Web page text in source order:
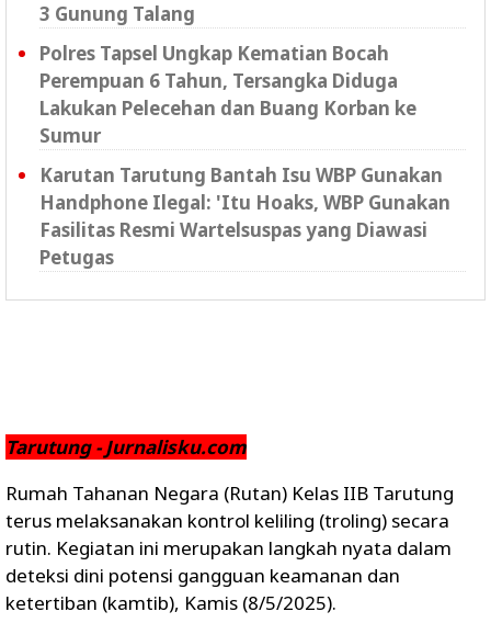
3 Gunung Talang
Polres Tapsel Ungkap Kematian Bocah
Perempuan 6 Tahun, Tersangka Diduga
Lakukan Pelecehan dan Buang Korban ke
Sumur
Karutan Tarutung Bantah Isu WBP Gunakan
Handphone Ilegal: 'Itu Hoaks, WBP Gunakan
Fasilitas Resmi Wartelsuspas yang Diawasi
Petugas
Tarutung - Jurnalisku.com
Rumah Tahanan Negara (Rutan) Kelas IIB Tarutung
terus melaksanakan kontrol keliling (troling) secara
rutin. Kegiatan ini merupakan langkah nyata dalam
deteksi dini potensi gangguan keamanan dan
ketertiban (kamtib), Kamis (8/5/2025).